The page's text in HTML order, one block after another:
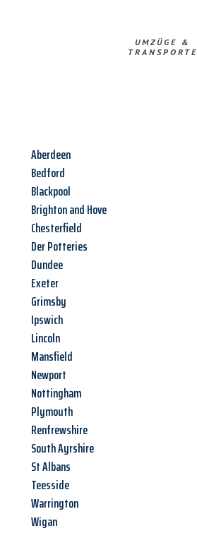
UMZÜGE &
TRANSPORTE
Aberdeen
Bedford
Blackpool
Brighton and Hove
Chesterfield
Der Potteries
Dundee
Exeter
Grimsby
Ipswich
Lincoln
Mansfield
Newport
Nottingham
Plymouth
Renfrewshire
South Ayrshire
St Albans
Teesside
Warrington
Wigan